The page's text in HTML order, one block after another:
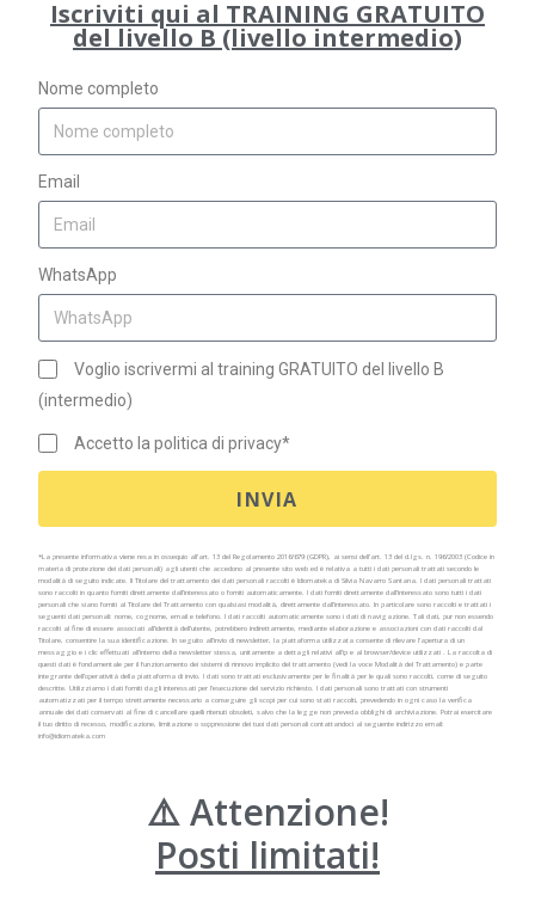
Iscriviti qui al TRAINING GRATUITO
del livello B (livello intermedio)
Nome completo
Email
WhatsApp
Voglio iscrivermi al training GRATUITO del livello B
(intermedio)
Accetto la politica di privacy*
INVIA
*La presente informativa viene resa in ossequio all’art. 13 del Regolamento 2016/679 (GDPR), ai sensi dell’art. 13 del d.lgs. n. 196/2003 (Codice in
materia di protezione dei dati personali) agli utenti che accedono al presente sito web ed è relativa a tutti i dati personali trattati secondo le
modalità di seguito indicate. Il Titolare del trattamento dei dati personali raccolti è Idiomateka di Silvia Navarro Santana. I dati personali trattati
sono raccolti in quanto forniti direttamente dall’interessato o forniti automaticamente.I dati forniti direttamente dall’interessato sono tutti i dati
personali che siano forniti al Titolare del Trattamento con qualsiasi modalità, direttamente dall’interessato. In particolare sono raccolti e trattati i
seguenti dati personali: nome, cognome, email e telefono.I dati raccolti automaticamente sono i dati di navigazione. Tali dati, pur non essendo
raccolti al fine di essere associati all’identità dell’utente, potrebbero indirettamente, mediante elaborazione e associazioni con dati raccolti dal
Titolare, consentire la sua identificazione. In seguito all’invio di newsletter, la piattaforma utilizzata consente di rilevare l’apertura di un
messaggio e i clic effettuati all’interno della newsletter stessa, unitamente a dettagli relativi all’ip e al browser/device utilizzati . La raccolta di
questi dati è fondamentale per il funzionamento dei sistemi di rinnovo implicito del trattamento (vedi la voce Modalità del Trattamento) e parte
integrante dell’operatività della piattaforma di invio.I dati sono trattati esclusivamente per le finalità per le quali sono raccolti, come di seguito
descritte. Utilizziamo i dati forniti dagli interessati per l’esecuzione del servizio richiesto.I dati personali sono trattati con strumenti
automatizzati per il tempo strettamente necessario a conseguire gli scopi per cui sono stati raccolti, prevedendo in ogni caso la verifica
annuale dei dati conservati al fine di cancellare quelli ritenuti obsoleti, salvo che la legge non preveda obblighi di archiviazione. Potrai esercitare
il tuo diritto di recesso, modificazione, limitazione o soppressione dei tuoi dati personali contattandoci al seguente indirizzo email:
info@idiomateka.com
⚠️ Attenzione!
Posti limitati!